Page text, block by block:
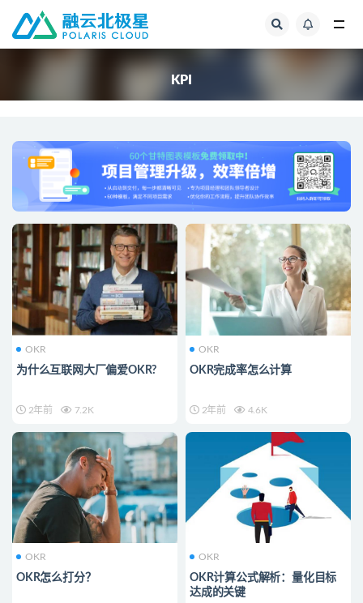
KPI
OKR
为什么互联网大厂偏爱OKR?
2年前 7.2K
OKR
OKR完成率怎么计算
2年前 4.6K
OKR
OKR怎么打分？
OKR
OKR计算公式解析：量化目标
达成的关键